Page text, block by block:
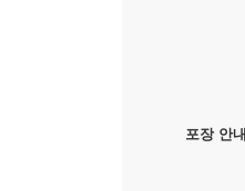
포장 안내